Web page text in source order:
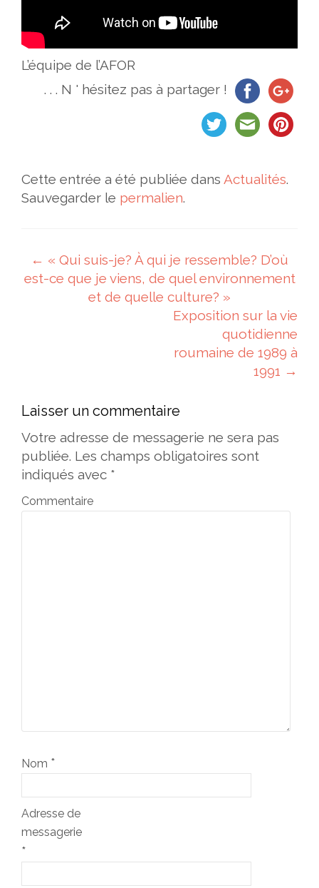
L’équipe de l’AFOR
. . . N ' hésitez pas à partager !
Cette entrée a été publiée dans Actualités.
Sauvegarder le permalien.
Navigation des articles
← « Qui suis-je? À qui je ressemble? D’où
est-ce que je viens, de quel environnement
et de quelle culture? »
Exposition sur la vie
quotidienne
roumaine de 1989 à
1991 →
Laisser un commentaire
Votre adresse de messagerie ne sera pas
publiée. Les champs obligatoires sont
indiqués avec *
Commentaire
Nom *
Adresse de
messagerie
*